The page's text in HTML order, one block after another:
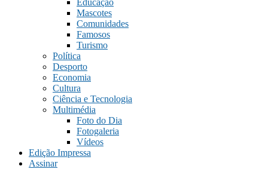
Mascotes
Comunidades
Famosos
Turismo
Política
Desporto
Economia
Cultura
Ciência e Tecnologia
Multimédia
Foto do Dia
Fotogaleria
Vídeos
Edição Impressa
Assinar